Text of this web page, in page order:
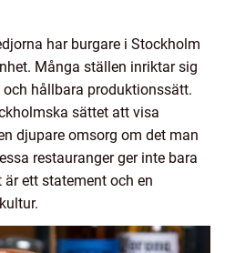
har burgare i Stockholm
Många ställen inriktar sig
hållbara produktionssätt.
sättet att visa
djupare omsorg om det man
restauranger ger inte bara
ett statement och en